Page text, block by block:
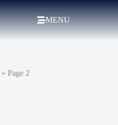
MENU
» Page 2